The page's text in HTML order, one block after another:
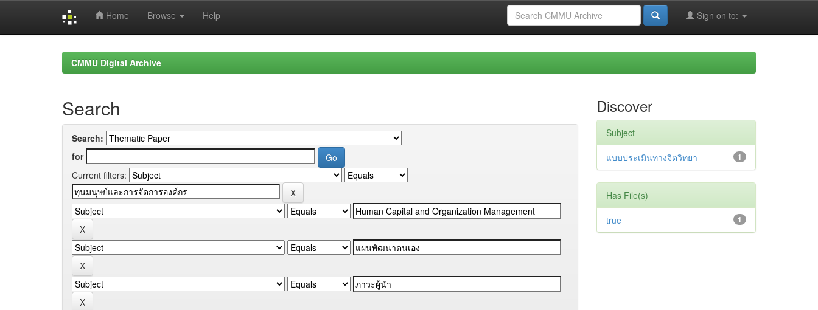
Home Browse Help Sign on to:
CMMU Digital Archive
Search
Search:
for
Current filters:
Discover
Subject
1
แบบประเมินทางจิตวิทยา
Has File(s)
1
true